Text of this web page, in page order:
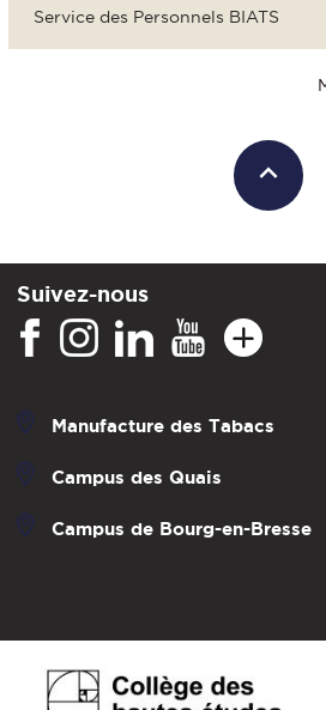
Service des Personnels BIATS
Suivez-nous
Manufacture des Tabacs
Campus des Quais
Campus de Bourg-en-Bresse